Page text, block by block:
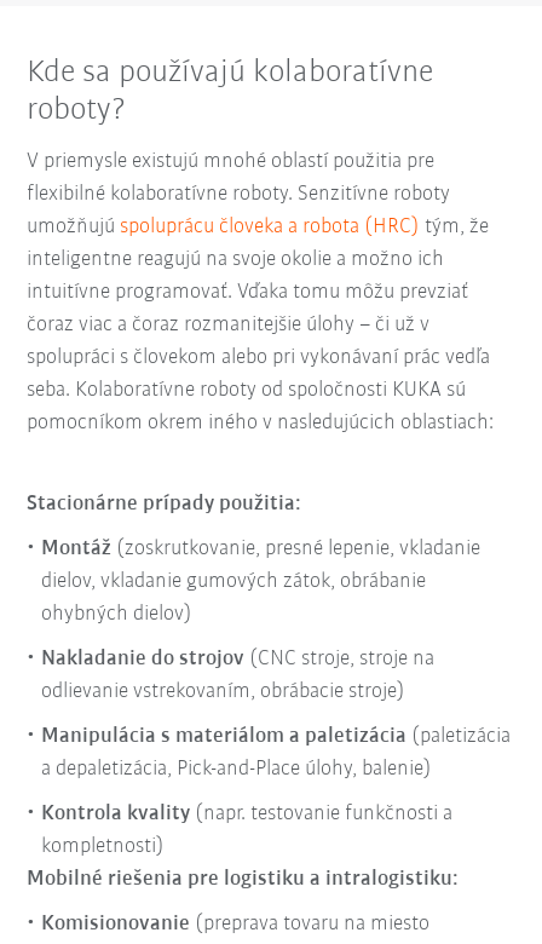
Kde sa používajú kolaboratívne
roboty?
V priemysle existujú mnohé oblastí použitia pre
flexibilné kolaboratívne roboty. Senzitívne roboty
umožňujú spoluprácu človeka a robota (HRC) tým, že
inteligentne reagujú na svoje okolie a možno ich
intuitívne programovať. Vďaka tomu môžu prevziať
čoraz viac a čoraz rozmanitejšie úlohy – či už v
spolupráci s človekom alebo pri vykonávaní prác vedľa
seba. Kolaboratívne roboty od spoločnosti KUKA sú
pomocníkom okrem iného v nasledujúcich oblastiach:
Stacionárne prípady použitia:
Montáž (zoskrutkovanie, presné lepenie, vkladanie
dielov, vkladanie gumových zátok, obrábanie
ohybných dielov)
Nakladanie do strojov (CNC stroje, stroje na
odlievanie vstrekovaním, obrábacie stroje)
Manipulácia s materiálom a paletizácia (paletizácia
a depaletizácia, Pick-and-Place úlohy, balenie)
Kontrola kvality (napr. testovanie funkčnosti a
kompletnosti)
Mobilné riešenia pre logistiku a intralogistiku:
Komisionovanie (preprava tovaru na miesto